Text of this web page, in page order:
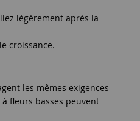
légèrement après la
croissance.
les mêmes exigences
fleurs basses peuvent